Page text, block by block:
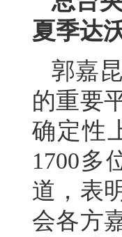
夏季达
郭嘉
的重要
确定性
1700多
道，表
会各方